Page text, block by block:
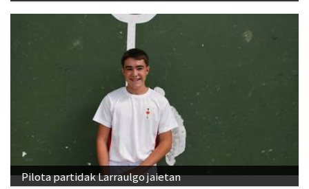
Pilota partidak Larraulgo jaietan